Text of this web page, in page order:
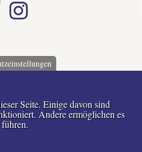
Seite. Einige davon sind
Andere ermöglichen es